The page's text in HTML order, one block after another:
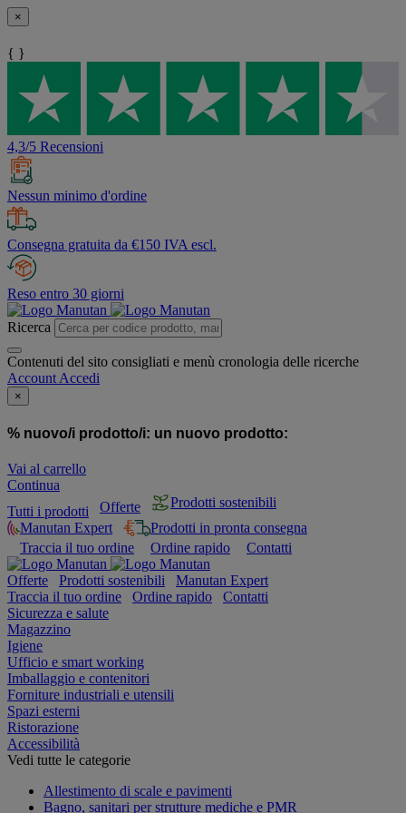
×
{ }
4,3/5 Recensioni
Nessun minimo d'ordine
Consegna gratuita da €150 IVA escl.
Reso entro 30 giorni
Ricerca
Contenuti del sito consigliati e menù cronologia delle ricerche
Account Accedi
×
% nuovo/i prodotto/i: un nuovo prodotto:
Vai al carrello
Continua
Tutti i prodotti
Offerte
Prodotti sostenibili
Manutan Expert
Prodotti in pronta consegna
Traccia il tuo ordine
Ordine rapido Contatti
Offerte Prodotti sostenibili
Manutan Expert
Traccia il tuo ordine
Ordine rapido
Contatti
Sicurezza e salute
Magazzino
Igiene
Ufficio e smart working
Imballaggio e contenitori
Forniture industriali e utensili
Spazi esterni
Ristorazione
Accessibilità
Vedi tutte le categorie
Allestimento di scale e pavimenti
Bagno, sanitari per strutture mediche e PMR